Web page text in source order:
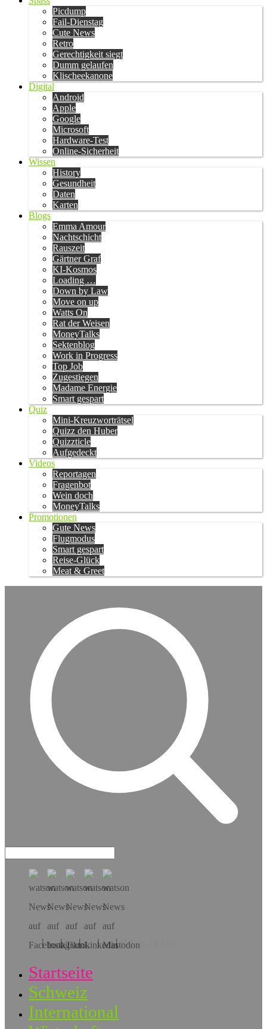
Picdump
Fail-Dienstag
Cute News
Retro
Gerechtigkeit siegt
Dumm gelaufen
Klischeekanone
Digital
Android
Apple
Google
Microsoft
Hardware-Test
Online-Sicherheit
Wissen
History
Gesundheit
Daten
Karten
Blogs
Emma Amour
Nachtschicht
Rauszeit
Gärtner Graf
KI-Kosmos
Loading …
Down by Law
Move on up
Watts On
Rat der Weisen
MoneyTalks
Sektenblog
Work in Progress
Top Job
Zugestiegen
Madame Energie
Smart gespart
Quiz
Mini-Kreuzworträtsel
Quizz den Huber
Quizzticle
Aufgedeckt
Videos
Reportagen
Fragenbot
Wein doch
MoneyTalks
Promotionen
Gute News
Flugmodus
Smart gespart
Reise-Glück
Meat & Greet
Hol dir die App!
Startseite
Schweiz
International